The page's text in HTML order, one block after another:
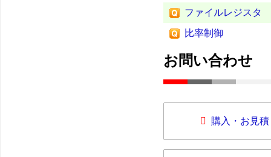
ファイルレジスタ
比率制御
お問い合わせ
購入・お見